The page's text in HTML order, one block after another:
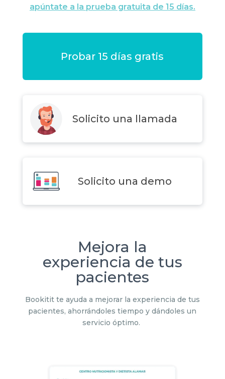
apúntate a la prueba gratuita de 15 días.
Probar 15 días gratis
Solicito una llamada
Solicito una demo
Mejora la
experiencia de tus
pacientes
Bookitit te ayuda a mejorar la experiencia de tus
pacientes, ahorrándoles tiempo y dándoles un
servicio óptimo.